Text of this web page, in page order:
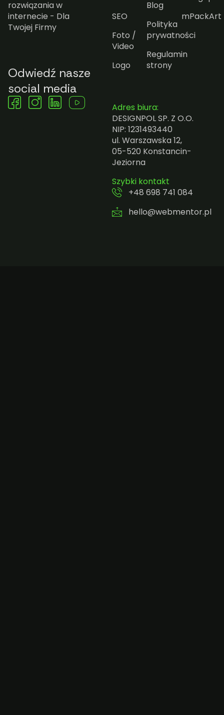
rozwiązania w
internecie - Dla
Twojej Firmy
Odwiedź nasze
social media
SEO
Foto /
Video
Logo
Blog
Polityka
prywatności
Regulamin
strony
mPackArt
Adres biura:
DESIGNPOL SP. Z O.O.
NIP: 1231493440
ul. Warszawska 12,
05-520 Konstancin-
Jeziorna
Szybki kontakt
+48 698 741 084
hello@webmentor.pl